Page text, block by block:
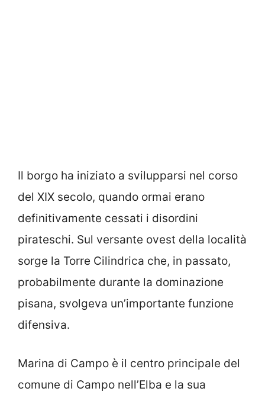
Il borgo ha iniziato a svilupparsi nel corso
del XIX secolo, quando ormai erano
definitivamente cessati i disordini
pirateschi. Sul versante ovest della località
sorge la Torre Cilindrica che, in passato,
probabilmente durante la dominazione
pisana, svolgeva un’importante funzione
difensiva.
Marina di Campo è il centro principale del
comune di Campo nell’Elba e la sua